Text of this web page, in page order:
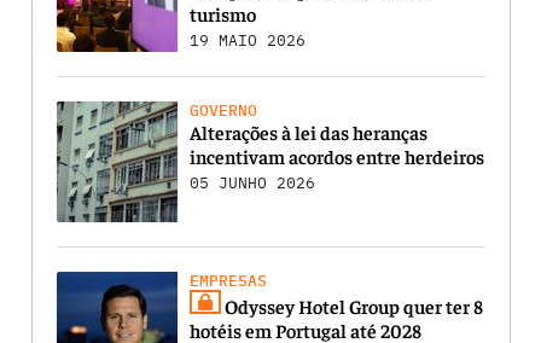
turismo
19 MAIO 2026
GOVERNO
Alterações à lei das heranças
incentivam acordos entre herdeiros
05 JUNHO 2026
EMPRESAS
Odyssey Hotel Group quer ter 8
hotéis em Portugal até 2028